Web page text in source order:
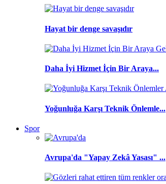
Hayat bir denge savaşıdır
Daha İyi Hizmet İçin Bir Araya...
Yoğunluğa Karşı Teknik Önlemle...
Spor
Avrupa'da "Yapay Zekâ Yasası" ...